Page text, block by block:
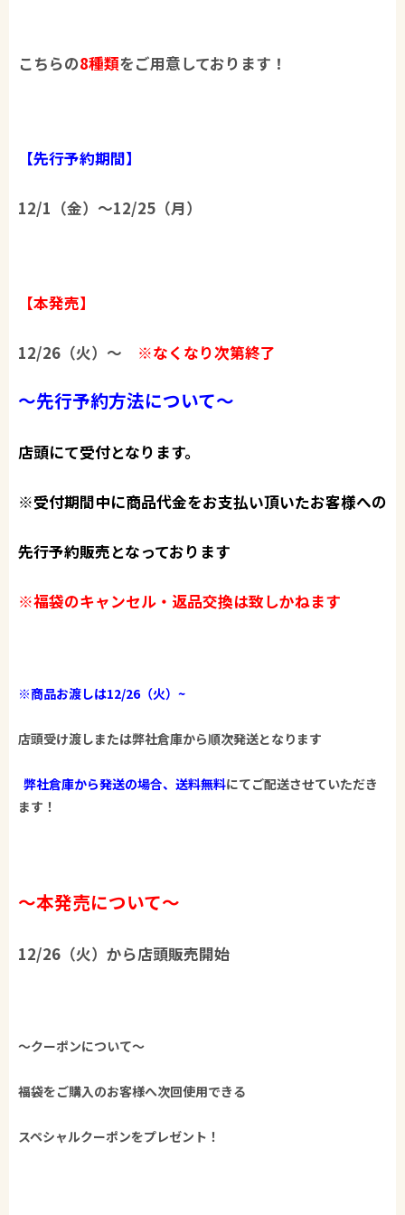
こちらの8種類をご用意しております！
【先行予約期間】​
12/1（金）～12/25（月）​
【本発売】
12/26（火）～ ※なくなり次第終了
～先行予約方法について～
店頭にて受付​となります。
※受付期間中に商品代金をお支払い頂いたお客様への​
先行予約販売となっております​
※福袋のキャンセル・返品交換は致しかねます​
※商品お渡しは12/26（火）~​
店頭受け渡しまたは弊社倉庫から順次発送となります​
弊社倉庫から発送の場合、送料無料にてご配送させていただき
ます！
～本発売について～​
12/26（火）から店頭販売開始
～クーポンについて～
福袋をご購入のお客様へ次回使用できる​
スペシャルクーポンをプレゼント！